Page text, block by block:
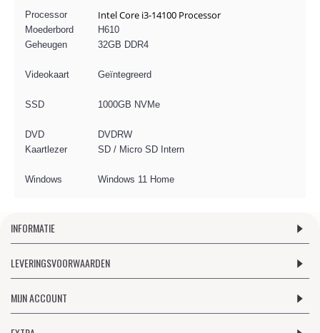
Processor Intel Core i3-14100 Processor
Moederbord
H610
Geheugen
32GB DDR4
Videokaart Geïntegreerd
SSD 1000GB NVMe
DVD
DVDRW
Kaartlezer
SD / Micro SD Intern
Windows Windows 11 Home
INFORMATIE
LEVERINGSVOORWAARDEN
MIJN ACCOUNT